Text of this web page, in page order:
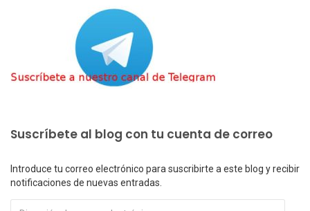
Suscríbete al blog con tu cuenta de correo
Introduce tu correo electrónico para suscribirte a este blog y recibir
notificaciones de nuevas entradas.